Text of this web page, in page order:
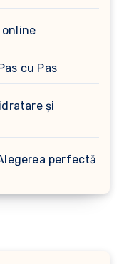
cu Pas
și
perfectă